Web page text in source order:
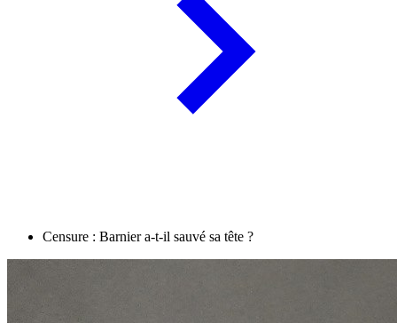
Censure : Barnier a-t-il sauvé sa tête ?